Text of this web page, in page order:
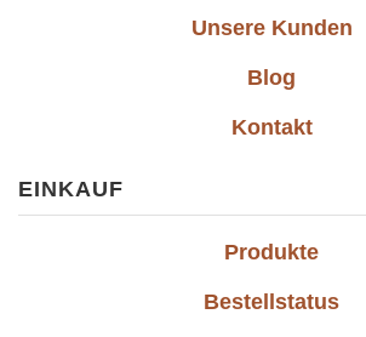
Unsere Kunden
Blog
Kontakt
EINKAUF
Produkte
Bestellstatus